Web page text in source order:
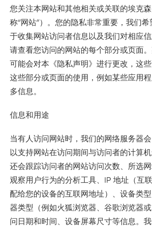
您关注本网站和其他相关或关联的埃克
称“网站”）。您的隐私非常重要，我们
于收集网站访问者信息以及我们对相应信
请查看您访问的网站的每个部分或页面
可能会对本《隐私声明》进行更改，这
这些部分或页面的使用，例如某些应用
多信息。
信息和用途
当有人访问网站时，我们的网络服务器会
以支持网站在访问期间与访问者的计算
还会跟踪访问者的网站访问次数、所选
观察用户行为的分析工具、IP 地址（互
配给您的设备的互联网地址）、设备类
器类型（例如火狐浏览器、谷歌浏览器
问日期和时间、设备屏幕尺寸等信息。